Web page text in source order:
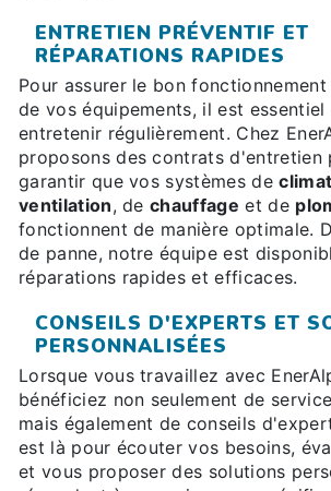
ENTRETIEN PRÉVENTIF ET
RÉPARATIONS RAPIDES
Pour assurer le bon
de vos équipements, il est essentiel
entretenir régulièrement. Chez
proposons des contrats d'entretien
garantir que vos systèmes de
ventilation, dechauffage et de
fonctionnent de manière optimale.
de panne, notre équipe est
réparations rapides et efficaces.
CONSEILS D'EXPERTS ET
PERSONNALISÉES
Lorsque vous travaillez avec
bénéficiez non seulement de
mais également de conseils
est là pour écouter vos besoins,
et vous proposer des solutions